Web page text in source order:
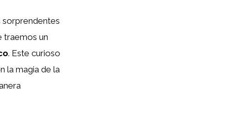
sorprendentes
traemos un
. Este curioso
la magia de la